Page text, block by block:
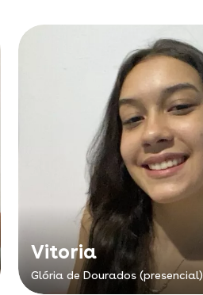
Vitoria
Glória de Dourados (presencial)